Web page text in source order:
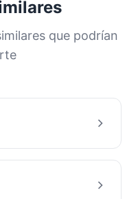
los
de las familiasque podrían